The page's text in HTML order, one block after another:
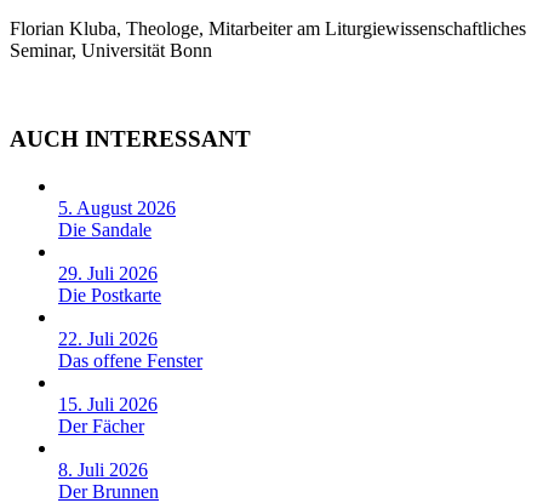
Florian Kluba, Theologe, Mitarbeiter am Liturgiewissenschaftliches
Seminar, Universität Bonn
AUCH INTERESSANT
5. August 2026
Die Sandale
29. Juli 2026
Die Postkarte
22. Juli 2026
Das offene Fenster
15. Juli 2026
Der Fächer
8. Juli 2026
Der Brunnen